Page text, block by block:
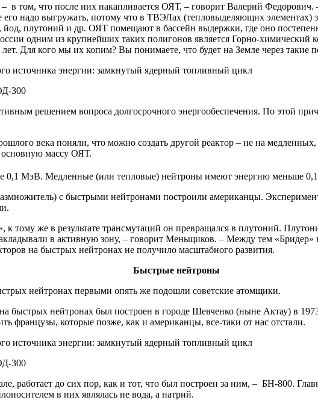
том, что после них накапливается ОЯТ, – говорит Валерий
надо выгружать, потому что в ТВЭЛах (тепловыделяющих элементах)
плутоний и др. ОЯТ помещают в бассейн выдержки, где оно
одним из крупнейших таких полигонов является Горно-химический
Для кого мы их копим? Вы понимаете, что будет на Земле через такие
300
решением вопроса долгосрочного энергообеспечения. По этой
века поняли, что можно создать другой реактор – не на
основную массу ОЯТ.
0,1 МэВ. Медленные (или тепловые) нейтроны имеют энергию меньше
с быстрыми нейтронами построили американцы.
к тому же в результате трансмутаций он превращался в плутоний.
в активную зону, – говорит Меньщиков. – Между тем «Бридер»
на быстрых нейтронах не получило масштабного развития.
Быстрые нейтроны
нейтронах первыми опять же подошли советские атомщики.
быстрых нейтронах был построен в городе Шевченко (ныне Актау) в
французы, которые позже, как и американцы, все-таки от нас отстали.
300
работает до сих пор, как и тот, что был построен за ним, – БН-800.
в них являлась не вода, а натрий.